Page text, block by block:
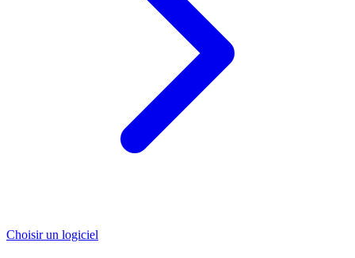
Choisir un logiciel